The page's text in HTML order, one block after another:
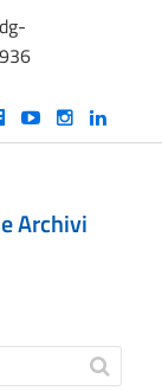
dg-
Archivi